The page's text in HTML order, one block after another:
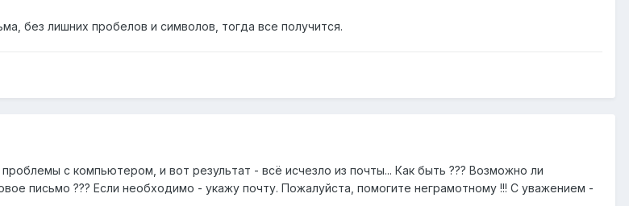
без лишних пробелов и символов, тогда все получится.
с компьютером, и вот результат - всё исчезло из почты... Как быть ??? Возможно ли
письмо ??? Если необходимо - укажу почту. Пожалуйста, помогите неграмотному !!! С уважением -